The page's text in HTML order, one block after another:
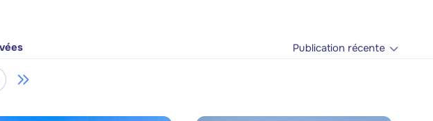
Publication récente